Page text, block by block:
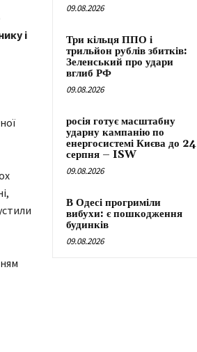
і
09.08.2026
Три кільця ППО і
трильйон рублів збитків:
Зеленський про удари
вглиб РФ
09.08.2026
росія готує масштабну
ударну кампанію по
енергосистемі Києва до 24
серпня – ISW
09.08.2026
В Одесі прогриміли
вибухи: є пошкодження
будинків
09.08.2026